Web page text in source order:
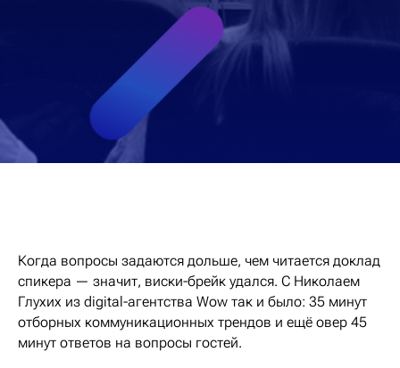
Когда вопросы задаются дольше, чем читается доклад
спикера — значит, виски-брейк удался. С Николаем
Глухих из digital-агентства Wow так и было: 35 минут
отборных коммуникационных трендов и ещё овер 45
минут ответов на вопросы гостей.